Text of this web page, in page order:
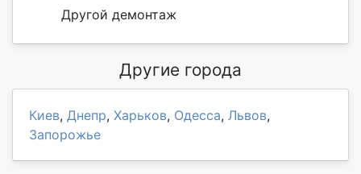
Другой демонтаж
Другие города
Киев, Днепр, Харьков, Одесса, Львов,
Запорожье